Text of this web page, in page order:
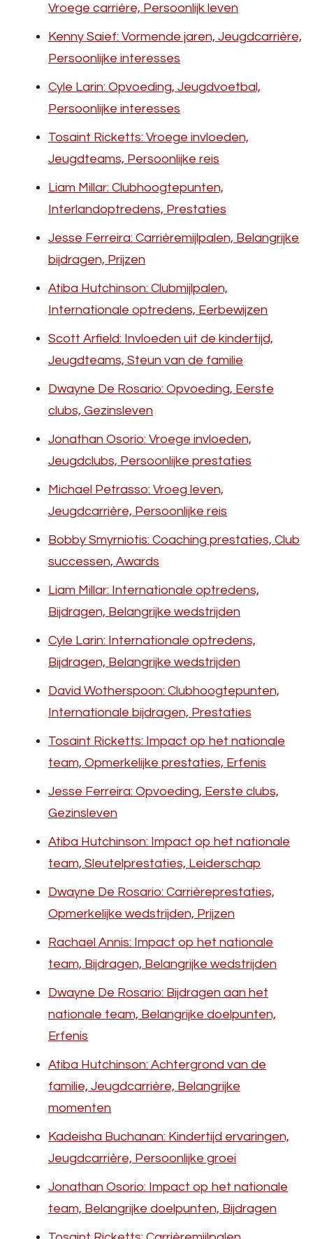
Vroege carrière, Persoonlijk leven
Kenny Saief: Vormende jaren, Jeugdcarrière,
Persoonlijke interesses
Cyle Larin: Opvoeding, Jeugdvoetbal,
Persoonlijke interesses
Tosaint Ricketts: Vroege invloeden,
Jeugdteams, Persoonlijke reis
Liam Millar: Clubhoogtepunten,
Interlandoptredens, Prestaties
Jesse Ferreira: Carrièremijlpalen, Belangrijke
bijdragen, Prijzen
Atiba Hutchinson: Clubmijlpalen,
Internationale optredens, Eerbewijzen
Scott Arfield: Invloeden uit de kindertijd,
Jeugdteams, Steun van de familie
Dwayne De Rosario: Opvoeding, Eerste
clubs, Gezinsleven
Jonathan Osorio: Vroege invloeden,
Jeugdclubs, Persoonlijke prestaties
Michael Petrasso: Vroeg leven,
Jeugdcarrière, Persoonlijke reis
Bobby Smyrniotis: Coaching prestaties, Club
successen, Awards
Liam Millar: Internationale optredens,
Bijdragen, Belangrijke wedstrijden
Cyle Larin: Internationale optredens,
Bijdragen, Belangrijke wedstrijden
David Wotherspoon: Clubhoogtepunten,
Internationale bijdragen, Prestaties
Tosaint Ricketts: Impact op het nationale
team, Opmerkelijke prestaties, Erfenis
Jesse Ferreira: Opvoeding, Eerste clubs,
Gezinsleven
Atiba Hutchinson: Impact op het nationale
team, Sleutelprestaties, Leiderschap
Dwayne De Rosario: Carrièreprestaties,
Opmerkelijke wedstrijden, Prijzen
Rachael Annis: Impact op het nationale
team, Bijdragen, Belangrijke wedstrijden
Dwayne De Rosario: Bijdragen aan het
nationale team, Belangrijke doelpunten,
Erfenis
Atiba Hutchinson: Achtergrond van de
familie, Jeugdcarrière, Belangrijke
momenten
Kadeisha Buchanan: Kindertijd ervaringen,
Jeugdcarrière, Persoonlijke groei
Jonathan Osorio: Impact op het nationale
team, Belangrijke doelpunten, Bijdragen